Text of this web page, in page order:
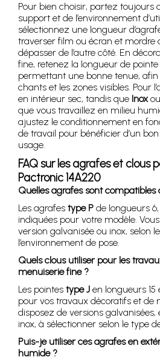
Pour bien choisir, partez toujours
support et de l’environnement
sélectionnez une longueur
traverser film ou écran et mordre
dépasser de l’autre côté. En
fine, retenez la longueur de
permettant une bonne tenue, afin
chants et les zones visibles. Pour
en intérieur sec, tandis que Inoxou
que vous travaillez en milieu
ajustez le conditionnement en
de travail pour bénéficier d’un
usage.
FAQ sur les agrafes et clous
Pactronic 14A220
Quelles agrafes sont
Les agrafes type P de longueurs 6,
indiquées pour votre modèle.
version galvanisée ou inox, selon
l’environnement de pose.
Quels clous utiliser pour les
menuiserie fine ?
Les pointes type J en longueurs
pour vos travaux décoratifs et de
disposez de versions
inox, à sélectionner selon le type
Puis-je utiliser ces agrafes en
humide ?